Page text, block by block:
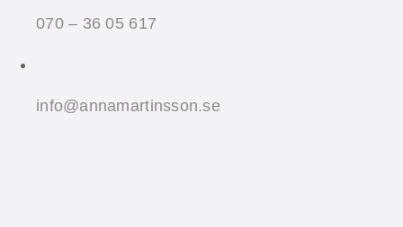
070 – 36 05 617
info@annamartinsson.se